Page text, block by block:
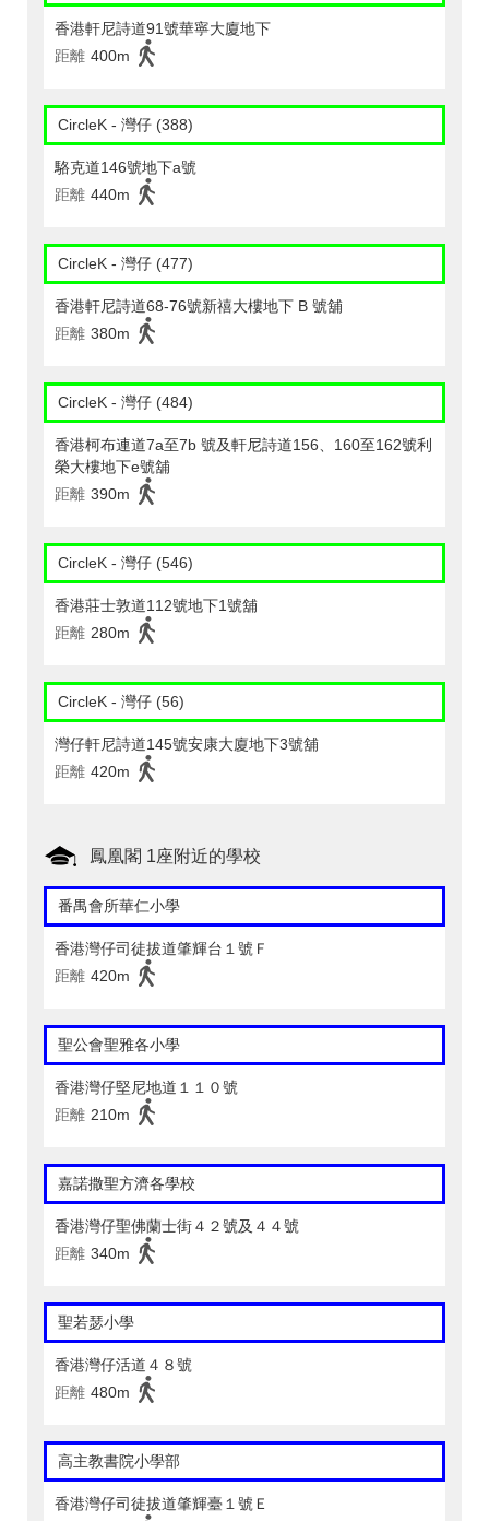
香港軒尼詩道91號華寧大廈地下
距離 400m
CircleK - 灣仔 (388)
駱克道146號地下a號
距離 440m
CircleK - 灣仔 (477)
香港軒尼詩道68-76號新禧大樓地下 B 號舖
距離 380m
CircleK - 灣仔 (484)
香港柯布連道7a至7b 號及軒尼詩道156、160至162號利
榮大樓地下e號舖
距離 390m
CircleK - 灣仔 (546)
香港莊士敦道112號地下1號舖
距離 280m
CircleK - 灣仔 (56)
灣仔軒尼詩道145號安康大廈地下3號舖
距離 420m
鳳凰閣 1座附近的學校
番禺會所華仁小學
香港灣仔司徒拔道肇輝台１號Ｆ
距離 420m
聖公會聖雅各小學
香港灣仔堅尼地道１１０號
距離 210m
嘉諾撒聖方濟各學校
香港灣仔聖佛蘭士街４２號及４４號
距離 340m
聖若瑟小學
香港灣仔活道４８號
距離 480m
高主教書院小學部
香港灣仔司徒拔道肇輝臺１號Ｅ